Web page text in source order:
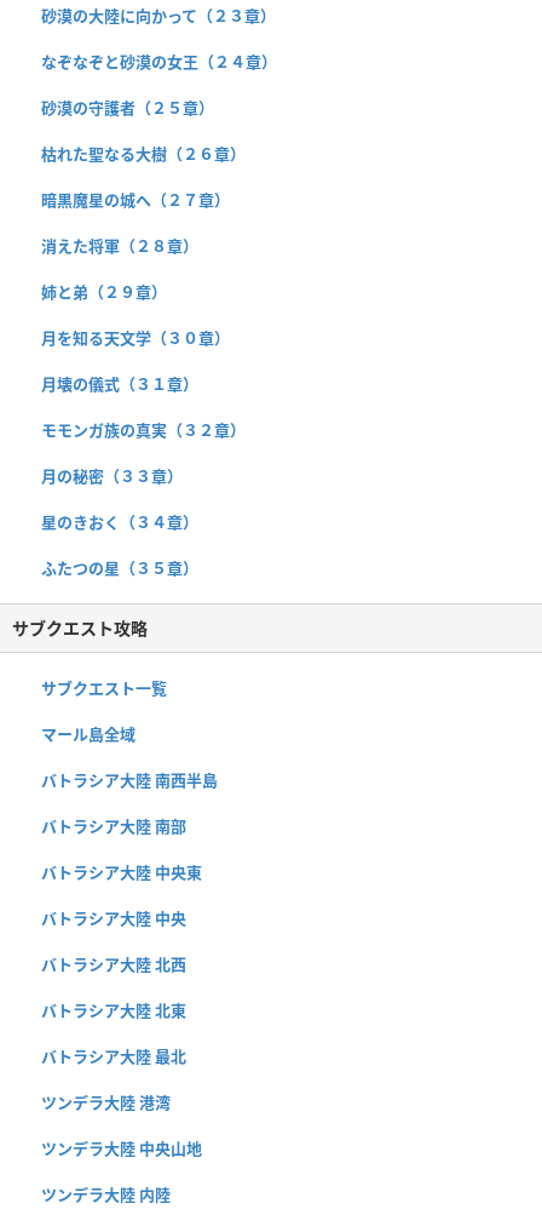
砂漠の大陸に向かって（２３章）
なぞなぞと砂漠の女王（２４章）
砂漠の守護者（２５章）
枯れた聖なる大樹（２６章）
暗黒魔星の城へ（２７章）
消えた将軍（２８章）
姉と弟（２９章）
月を知る天文学（３０章）
月壊の儀式（３１章）
モモンガ族の真実（３２章）
月の秘密（３３章）
星のきおく（３４章）
ふたつの星（３５章）
サブクエスト攻略
サブクエスト一覧
マール島全域
バトラシア大陸 南西半島
バトラシア大陸 南部
バトラシア大陸 中央東
バトラシア大陸 中央
バトラシア大陸 北西
バトラシア大陸 北東
バトラシア大陸 最北
ツンデラ大陸 港湾
ツンデラ大陸 中央山地
ツンデラ大陸 内陸